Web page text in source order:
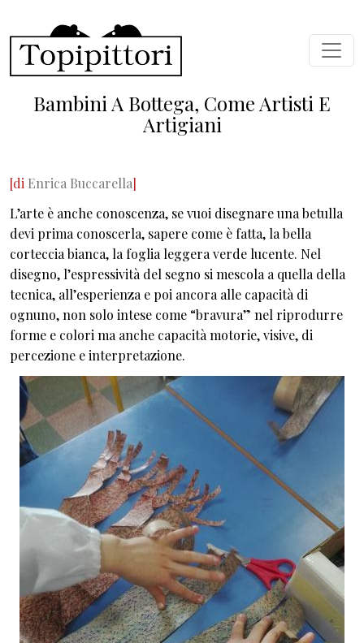
Bambini A Bottega, Come Artisti E
Artigiani
[di Enrica Buccarella]
L’arte è anche conoscenza, se vuoi disegnare una betulla
devi prima conoscerla, sapere come è fatta, la bella
corteccia bianca, la foglia leggera verde lucente. Nel
disegno, l’espressività del segno si mescola a quella della
tecnica, all’esperienza e poi ancora alle capacità di
ognuno, non solo intese come “bravura” nel riprodurre
forme e colori ma anche capacità motorie, visive, di
percezione e interpretazione.